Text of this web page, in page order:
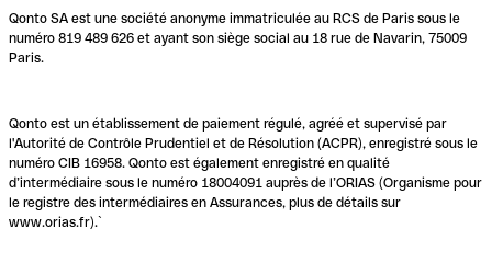
Qonto SA est une société anonyme immatriculée au RCS de Paris sous le
numéro 819 489 626 et ayant son siège social au 18 rue de Navarin, 75009
Paris.
Qonto est un établissement de paiement régulé, agréé et supervisé par
l'Autorité de Contrôle Prudentiel et de Résolution (ACPR), enregistré sous le
numéro CIB 16958. Qonto est également enregistré en qualité
d’intermédiaire sous le numéro 18004091 auprès de l’ORIAS (Organisme pour
le registre des intermédiaires en Assurances, plus de détails sur
www.orias.fr).`